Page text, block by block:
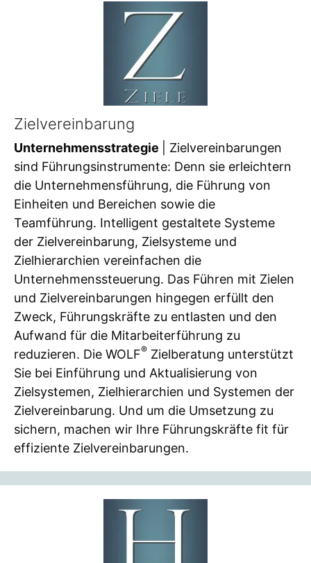
Zielvereinbarung
Unternehmensstrategie
| Zielvereinbarungen
sind Führungsinstrumente: Denn sie erleichtern
die Unternehmensführung, die Führung von
Einheiten und Bereichen sowie die
Teamführung. Intelligent gestaltete Systeme
der Zielvereinbarung, Zielsysteme und
Zielhierarchien vereinfachen die
Unternehmenssteuerung. Das Führen mit Zielen
und Zielvereinbarungen hingegen erfüllt den
Zweck, Führungskräfte zu entlasten und den
Aufwand für die Mitarbeiterführung zu
reduzieren. Die WOLF® Zielberatung unterstützt
Sie bei Einführung und Aktualisierung von
Zielsystemen, Zielhierarchien und Systemen der
Zielvereinbarung. Und um die Umsetzung zu
sichern, machen wir Ihre Führungskräfte fit für
effiziente Zielvereinbarungen.